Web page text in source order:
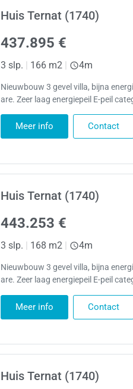
Huis Ternat (1740)
437.895 €
3 slp. | 166 m2 | 4m
Nieuwbouw 3 gevel villa, bijna
are. Zeer laag energiepeil E-peil
Meer info Contact
Huis Ternat (1740)
443.253 €
3 slp. | 168 m2 | 4m
Nieuwbouw 3 gevel villa, bijna
are. Zeer laag energiepeil E-peil
Meer info Contact
Huis Ternat (1740)